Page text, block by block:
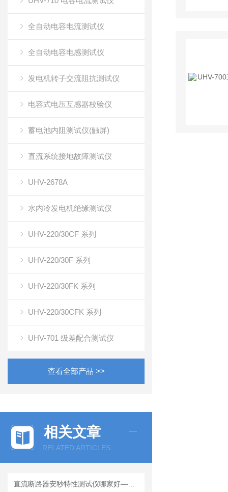
全自动电容电流测试仪
全自动电容电感测试仪
发电机转子交流阻抗测试仪
电容式电压互感器校验仪
蓄电池内阻测试仪(触屏)
直流系统接地故障测试仪
UHV-2678A
水内冷发电机绝缘测试仪
UHV-220/30CF 系列
UHV-220/30F 系列
UHV-220/30FK 系列
UHV-220/30CFK 系列
UHV-701 级差配合测试仪
查看全部产品 >>
相关文章
RELATED ARTICLES